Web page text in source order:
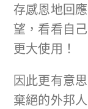
存感恩地回
望，看看自
更大使用！
因此更有意
棄絕的外邦